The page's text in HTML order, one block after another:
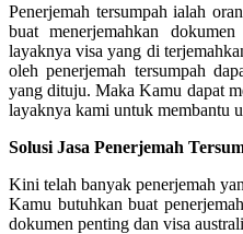
Penerjemah tersumpah ialah
buat menerjemahkan
layaknya visa yang di
oleh penerjemah tersumpah
yang dituju. Maka Kamu dapat
layaknya kami untuk membantu
Solusi Jasa Penerjemah
Kini telah banyak penerjemah
Kamu butuhkan buat
dokumen penting dan visa